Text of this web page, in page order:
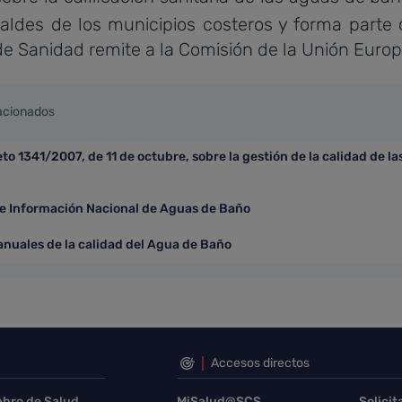
de los municipios costeros y forma parte
Sanidad remite a la Comisión de la Unión
1341/2007, de 11 de octubre, sobre la gestión de la calidad de
Información Nacional de Aguas de Baño
de la calidad del Agua de Baño
Accesos directos